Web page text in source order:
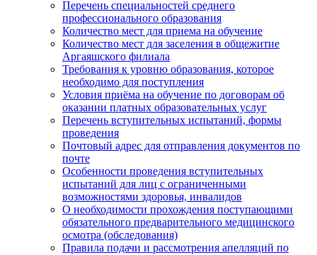
Перечень специальностей среднего
профессионального образования
Количество мест для приема на обучение
Количество мест для заселения в общежитие
Аргаяшского филиала
Требования к уровню образования, которое
необходимо для поступления
Условия приёма на обучение по договорам об
оказании платных образовательных услуг
Перечень вступительных испытаний, формы
проведения
Почтовый адрес для отправления документов по
почте
Особенности проведения вступительных
испытаний для лиц с ограниченными
возможностями здоровья, инвалидов
О необходимости прохождения поступающими
обязательного предварительного медицинского
осмотра (обследования)
Правила подачи и рассмотрения апелляций по